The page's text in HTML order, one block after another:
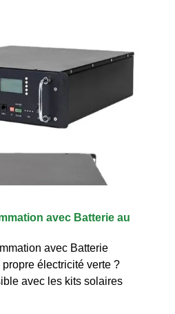
avec Batterie au
avec Batterie
électricité verte ?
avec les kits solaires